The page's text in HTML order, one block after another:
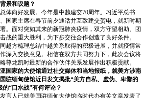
景和议题？
向好发展。今年是中越建交70周年。习近平总书
国家主席在春节前夕通话并互致建交贺电，就新时期
。面对突如其来的新冠肺炎疫情，双方守望相助、团
战的重大胜利，为下步交往合作创造了良好条件。
方梳理总结中越关系取得的积极进展，并就疫情常
深入交换意见。相信在双方共同努力下，此次会议将
尊龙凯时最新的合作伙伴关系发展作出积极贡献。
国家的大使馆通过社交媒体和当地报纸，就美方涉南
驻缅甸使馆近日发文揭批“美方自私、虚伪、卑鄙的
“口水战”有何评论？
人已就美国驻缅甸大使馆临时代办有关文章发表了